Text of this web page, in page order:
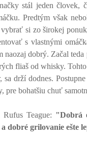
stál jeden človek,
Predtým však
si zo širokej
s vlastnými
naozaj dobrý. Začal
fliaš od whisky.
sa drží dodnes.
pre bohatšiu chuť
Teague: "Dobrá
dobré grilovanie ešte